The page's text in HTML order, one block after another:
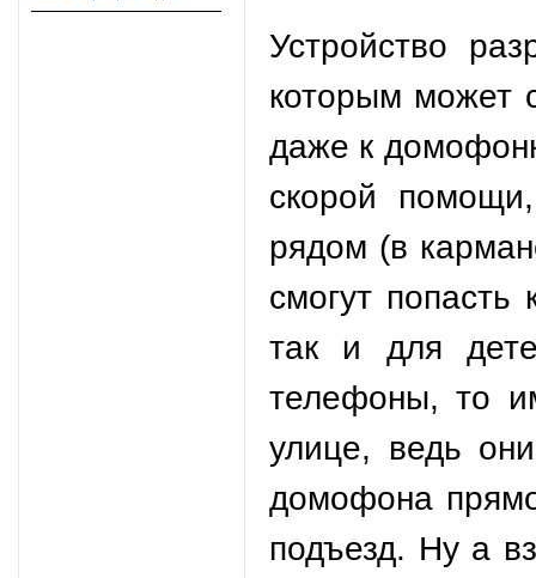
Устройство
которым может
даже к
скорой
рядом (в
смогут
так и для
телефоны, то
улице, ведь
домофона
подъезд. Ну а